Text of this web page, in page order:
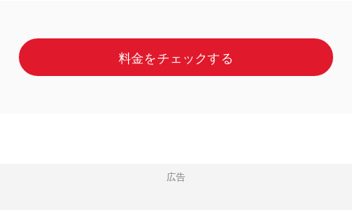
料金をチェックする
広告